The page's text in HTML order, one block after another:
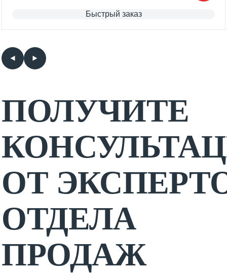
Быстрый заказ
ПОЛУЧИТЕ
ОТ
ОТДЕЛА
ПРОДАЖ